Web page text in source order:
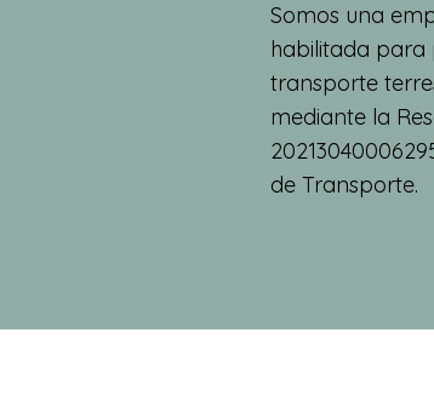
Somos una
habilitada para
transporte
mediante la
de Transporte.